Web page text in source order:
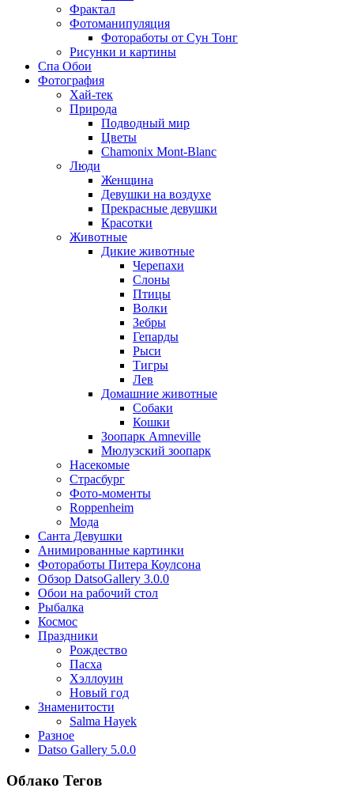
Фрактал
Фотоманипуляция
Фотоработы от Сун Тонг
Рисунки и картины
Спа Обои
Фотография
Хай-тек
Природа
Подводный мир
Цветы
Chamonix Mont-Blanc
Люди
Женщина
Девушки на воздухе
Прекрасные девушки
Красотки
Животные
Дикие животные
Черепахи
Слоны
Птицы
Волки
Зебры
Гепарды
Рыси
Тигры
Лев
Домашние животные
Собаки
Кошки
Зоопарк Amneville
Мюлузский зоопарк
Насекомые
Страсбург
Фото-моменты
Roppenheim
Мода
Санта Девушки
Aнимированные картинки
Фотоработы Питера Коулсона
Обзор DatsoGallery 3.0.0
Обои на рабочий стол
Рыбалка
Космос
Праздники
Рождество
Пасха
Хэллоуин
Новый год
Знаменитости
Salma Hayek
Разное
Datso Gallery 5.0.0
Облако Тегов